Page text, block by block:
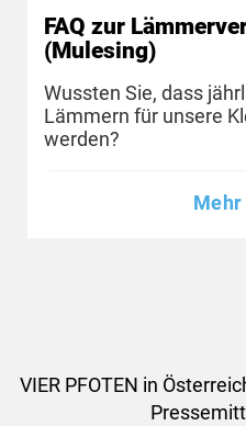
FAQ zur
(Mulesing)
Wussten Sie, dass
Lämmern für unsere
werden?
VIER PFOTEN in